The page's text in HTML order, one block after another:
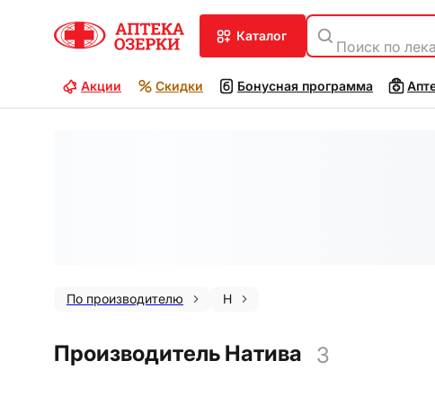
каталог
Поиск по
Акции Скидки Бонусная программа
По производителю Н
Производитель Натива 3